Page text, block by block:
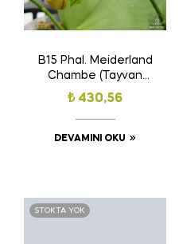
B15 Phal. Meiderland
Chambe (Tayvan
Orkide Fidesi)(Kokulu)
₺430,56
DEVAMINI OKU
STOKTA YOK